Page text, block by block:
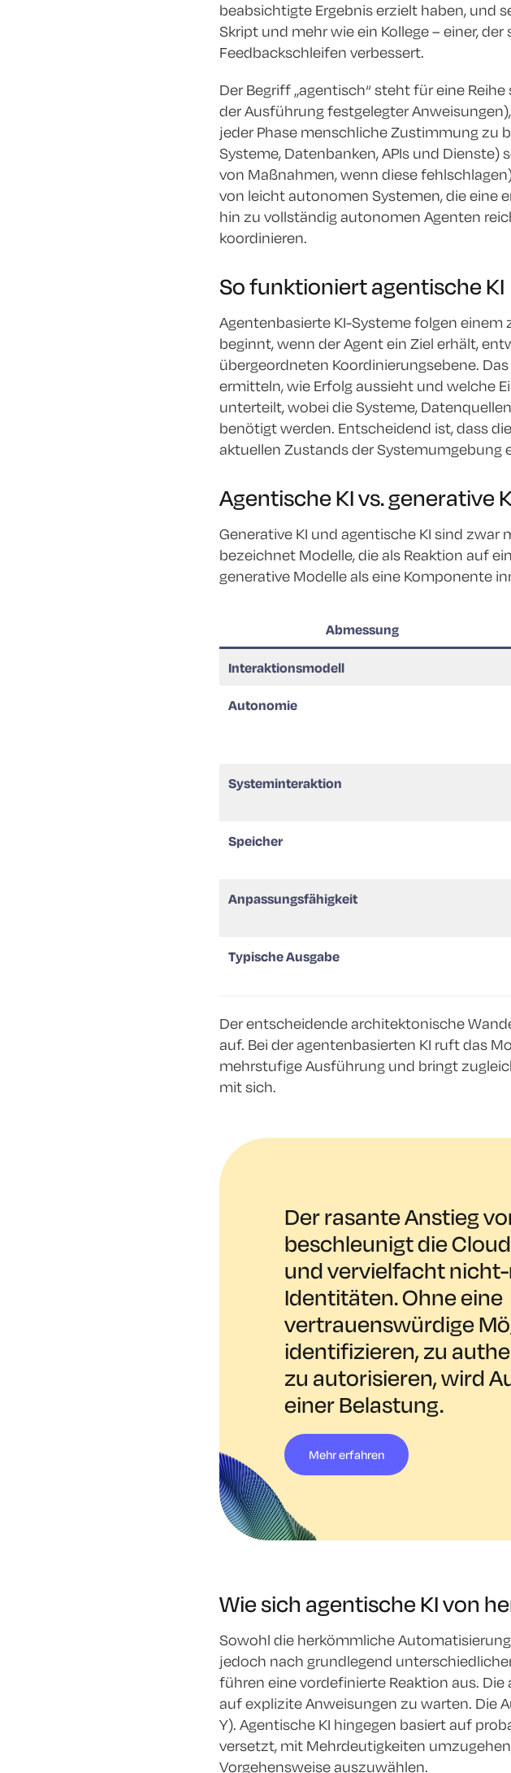
beabsichtigte Ergebnis erzielt haben, und
Skript und mehr wie ein Kollege – einer,
Feedbackschleifen verbessert.
Der Begriff „agentisch“ steht für eine
der Ausführung festgelegter Anweisungen),
jeder Phase menschliche Zustimmung zu
Systeme, Datenbanken, APIs und Dienste)
von Maßnahmen, wenn diese
von leicht autonomen Systemen, die eine
hin zu vollständig autonomen Agenten
koordinieren.
So funktioniert agentische KI
Agentenbasierte KI-Systeme folgen einem
beginnt, wenn der Agent ein Ziel erhält,
übergeordneten Koordinierungsebene.
ermitteln, wie Erfolg aussieht und welche
unterteilt, wobei die Systeme,
benötigt werden. Entscheidend ist, dass
aktuellen Zustands der Systemumgebung
Agentische KI vs. generative
Generative KI und agentische KI sind
bezeichnet Modelle, die als Reaktion auf
generative Modelle als eine Komponente
Abmessung
Interaktionsmodell
Autonomie
Systeminteraktion
Speicher
Anpassungsfähigkeit
Typische Ausgabe
Der entscheidende architektonische
auf. Bei der agentenbasierten KI ruft das
mehrstufige Ausführung und bringt
mit sich.
Der rasante Anstieg
beschleunigt die
und vervielfacht
Identitäten. Ohne eine
vertrauenswürdige
identifizieren, zu
zu autorisieren, wird
einer Belastung.
Mehr erfahren
Wie sich agentische KI von
Sowohl die herkömmliche
jedoch nach grundlegend
führen eine vordefinierte Reaktion aus.
auf explizite Anweisungen zu warten. Die
Y). Agentische KI hingegen basiert auf
versetzt, mit Mehrdeutigkeiten
Vorgehensweise auszuwählen.